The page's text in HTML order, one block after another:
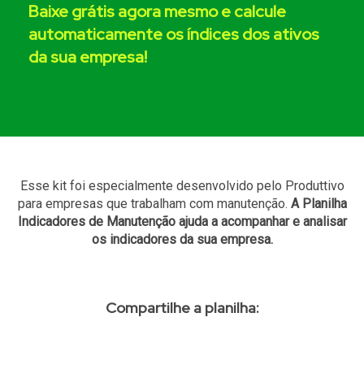
Baixe grátis agora mesmo e calcule
automaticamente os índices dos ativos
da sua empresa!
Esse kit foi especialmente desenvolvido pelo Produttivo
para empresas que trabalham com manutenção. A Planilha
Indicadores de Manutenção ajuda a acompanhar e analisar
os indicadores da sua empresa.
Compartilhe a planilha: